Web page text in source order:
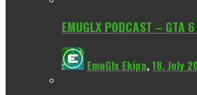
EMUGLX PODCAST – GTA
EmuGlx Ekipa,18. July